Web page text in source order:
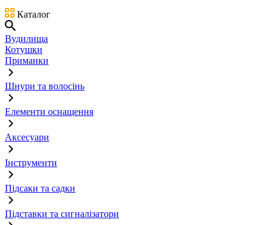
Каталог
Вудилища
Котушки
Приманки
Шнури та волосінь
Елементи оснащення
Аксесуари
Інструменти
Підсаки та садки
Підставки та сигналізатори